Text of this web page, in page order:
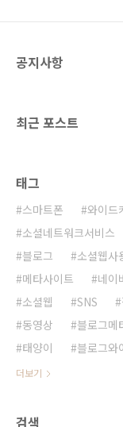
운 나라를 경험하게 해주고
험은 아이들의 자..
공지사항
최근 포스트
태그
스마트폰 와이드
소셜네트워크서비스
블로그
소셜웹사
메타사이트
네이
소셜웹
SNS
동영상
블로그메
태양이
블로그와
더보기
검색